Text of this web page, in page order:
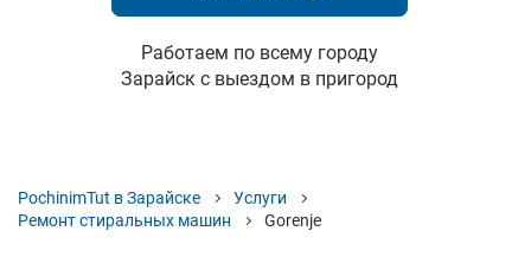
Работаем по всему городу
Зарайск с выездом в пригород
PochinimTut в Зарайске
Услуги
Ремонт стиральных машин
Gorenje